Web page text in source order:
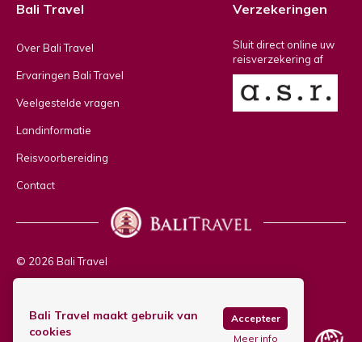
Bali Travel
Over Bali Travel
Ervaringen Bali Travel
Veelgestelde vragen
Landinformatie
Reisvoorbereiding
Contact
Verzekeringen
Sluit direct online uw
reisverzekering af
© 2026 Bali Travel
Copyright & disclaimer
Bali Travel maakt gebruik van
cookies
Accepteer
Meer info